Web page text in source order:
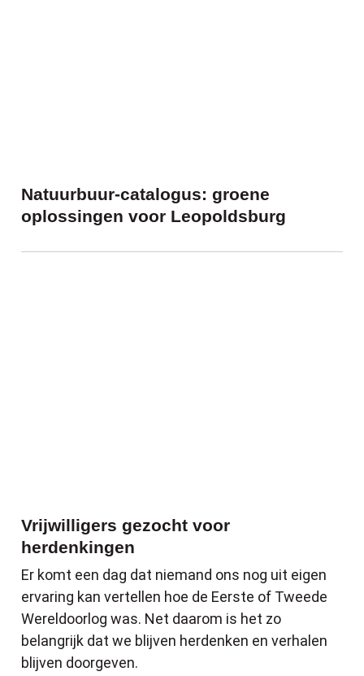
Natuurbuur-catalogus: groene
oplossingen voor Leopoldsburg
Vrijwilligers gezocht voor
herdenkingen
Er komt een dag dat niemand ons nog uit eigen
ervaring kan vertellen hoe de Eerste of Tweede
Wereldoorlog was. Net daarom is het zo
belangrijk dat we blijven herdenken en verhalen
blijven doorgeven.